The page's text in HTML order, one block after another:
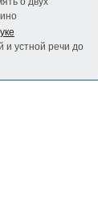
и устной речи до